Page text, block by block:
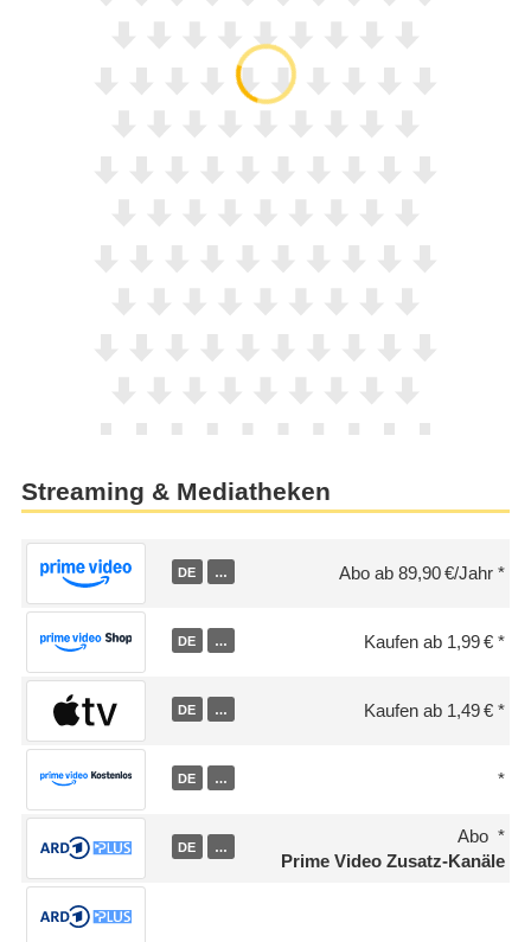
Streaming & Mediatheken
DE … Abo ab 89,90 €/Jahr
DE … Kaufen ab 1,99 €
DE … Kaufen ab 1,49 €
DE …
DE …
Abo
Prime Video Zusatz-Kanäle